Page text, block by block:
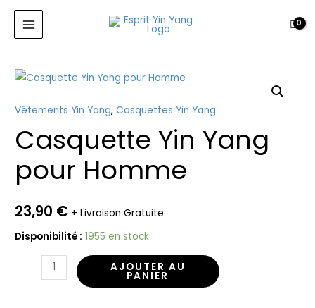
Aller
contenu
MAIN
MENU
Vêtements Yin Yang,Casquettes Yin Yang
Casquette Yin Yang
pour Homme
23,90 € + Livraison Gratuite
Disponibilité : 1955 en stock
quantité
Casquette
Yin
Yang
pour
Homme
AJOUTER AU
PANIER
Yang
pour